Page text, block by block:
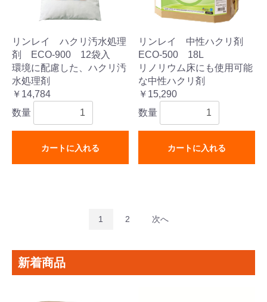
リンレイ ハクリ汚水処理
剤 ECO-900 12袋入
環境に配慮した、ハクリ汚
水処理剤
￥14,784
数量
カートに入れる
リンレイ 中性ハクリ剤
ECO-500 18L
リノリウム床にも使用可能
な中性ハクリ剤
￥15,290
数量
カートに入れる
1 2 次へ
新着商品